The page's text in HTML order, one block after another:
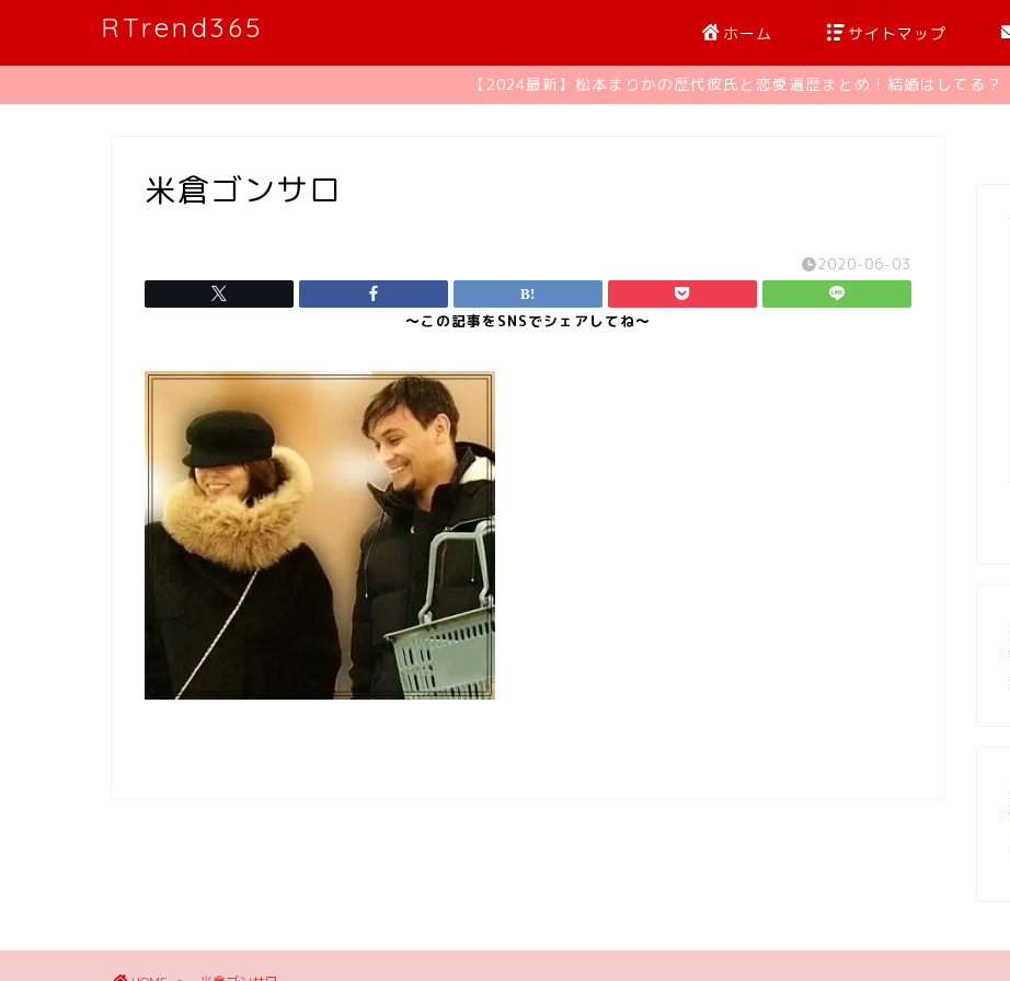
RTrend365 ホーム サイトマップ
【2024最新】松本まりかの歴代彼氏と恋愛遍歴まとめ！結婚はしてる？
米倉ゴンサロ
2020-06-03